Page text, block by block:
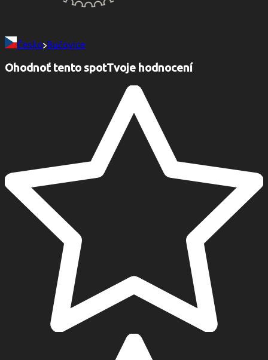
Česko Bučovice
Ohodnoť tento spotTvoje hodnocení